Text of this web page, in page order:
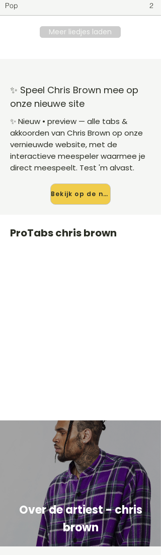
Pop
2
Meer liedjes laden
✨ Speel Chris Brown mee op
onze nieuwe site
✨ Nieuw • preview — alle tabs &
akkoorden van Chris Brown op onze
vernieuwde website, met de
interactieve meespeler waarmee je
direct meespeelt. Test 'm alvast.
Bekijk op de nieuwe site →
ProTabs chris brown
Over de artiest - chris
brown